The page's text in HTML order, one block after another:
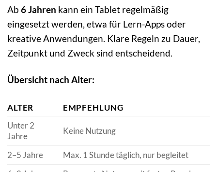
Ab 6 Jahren kann ein Tablet regelmäßig
eingesetzt werden, etwa für Lern-Apps oder
kreative Anwendungen. Klare Regeln zu Dauer,
Zeitpunkt und Zweck sind entscheidend.
Übersicht nach Alter:
ALTER
EMPFEHLUNG
Unter 2
Jahre
Keine Nutzung
2–5 Jahre
Max. 1 Stunde täglich, nur begleitet